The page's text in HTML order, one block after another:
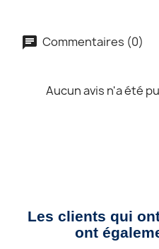
Commentaires (0)
Aucun avis n'a été
Les clients qui
ont